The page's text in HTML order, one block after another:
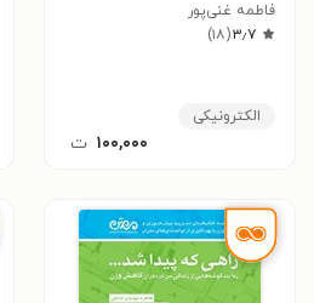
فاطمه غنی‌پور
۳٫۷(۱۸)
الکترونیکی
۱۰۰,۰۰۰ ت